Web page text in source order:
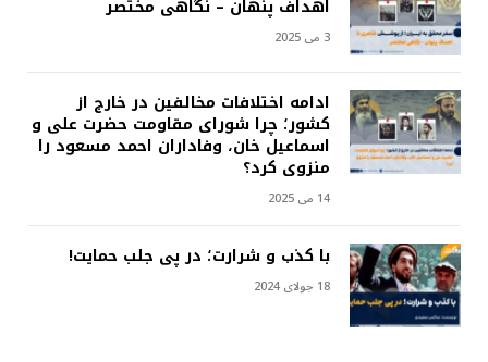
اهداف پنهان – نگاهی مختصر
3 می 2025
ادامه اختلافات مخالفین در خارج از
کشور؛ چرا شورای مقاومت حضرت علی و
اسماعیل خان، وفاداران احمد مسعود را
منزوی کرد؟
14 می 2025
با کذب و شرارت؛ در پی جلب حمایت!
18 جولای 2024